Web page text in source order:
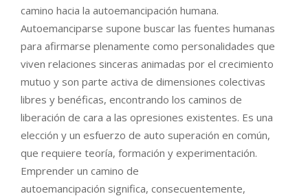
camino hacia la autoemancipación humana.
Autoemanciparse supone buscar las fuentes humanas
para afirmarse plenamente como personalidades que
viven relaciones sinceras animadas por el crecimiento
mutuo y son parte activa de dimensiones colectivas
libres y benéficas, encontrando los caminos de
liberación de cara a las opresiones existentes. Es una
elección y un esfuerzo de auto superación en común,
que requiere teoría, formación y experimentación.
Emprender un camino de
autoemancipación significa, consecuentemente,